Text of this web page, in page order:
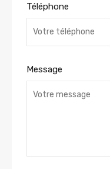
Téléphone
Message